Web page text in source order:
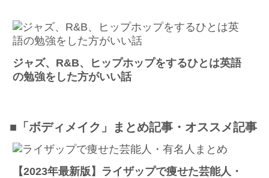
ジャズ、R&B、ヒップホップをするひとは英語
の勉強をした方がいい話
■「ボディメイク」まとめ記事・オススメ記事
【2023年最新版】ライザップで痩せた芸能人・